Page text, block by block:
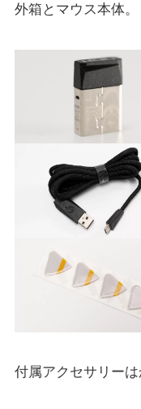
外箱とマウス本体。
付属アクセサリーは